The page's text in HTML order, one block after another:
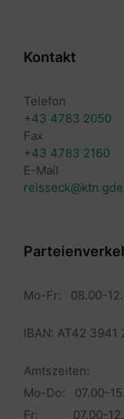
Kontakt
Telefon
+43 4783 2050
Fax
+43 4783 2160
E-Mail
Mo-Fr: 08.00-
IBAN: AT42 3941
Amtszeiten:
Mo-Do: 07.00-
Fr: 07.00-